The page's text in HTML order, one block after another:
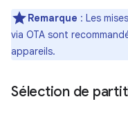
Remarque : Les
via OTA sont
appareils.
Sélection de